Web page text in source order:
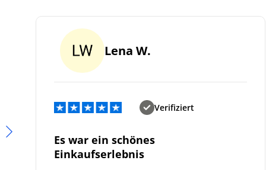
Lena W.
Verifiziert
Es war ein schönes
Einkaufserlebnis